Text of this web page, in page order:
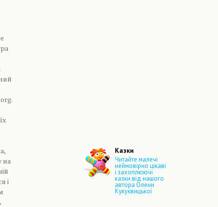
на
і
Казки
Читайте малечі
неймовірно цікаві
і захоплюючі
казки від нашого
автора Олени
Кукуєвицької